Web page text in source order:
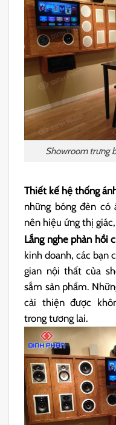
Showroom trưng
Thiết kế hệ thống
những bóng đèn có
nên hiệu ứng thị
Lắng nghe phản hồi
kinh doanh, các bạn
gian nội thất của
sắm sản phẩm.
cải thiện được
trong tương lai.